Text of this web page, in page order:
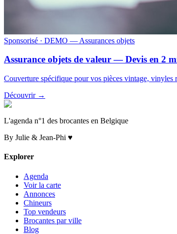
Sponsorisé · DEMO — Assurances objets
Assurance objets de valeur — Devis en 2
Couverture spécifique pour vos pièces vintage, vinyles
Découvrir →
L'agenda n°1 des brocantes en Belgique
By Julie & Jean-Phi ♥
Explorer
Agenda
Voir la carte
Annonces
Chineurs
Top vendeurs
Brocantes par ville
Blog